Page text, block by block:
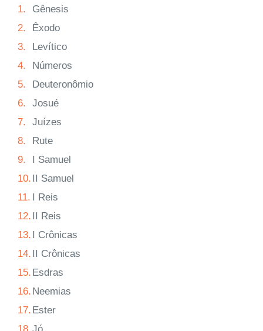
1.
Gênesis
2.
Êxodo
3.
Levítico
4.
Números
5.
Deuteronômio
6.
Josué
7.
Juízes
8.
Rute
9.
I Samuel
10. II Samuel
11. I Reis
12. II Reis
13. I Crônicas
14. II Crônicas
15. Esdras
16. Neemias
17. Ester